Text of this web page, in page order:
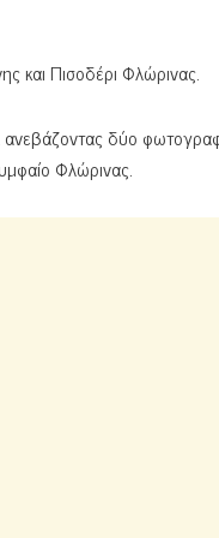
και Πισοδέρι Φλώρινας.
δύο
Φλώρινας.